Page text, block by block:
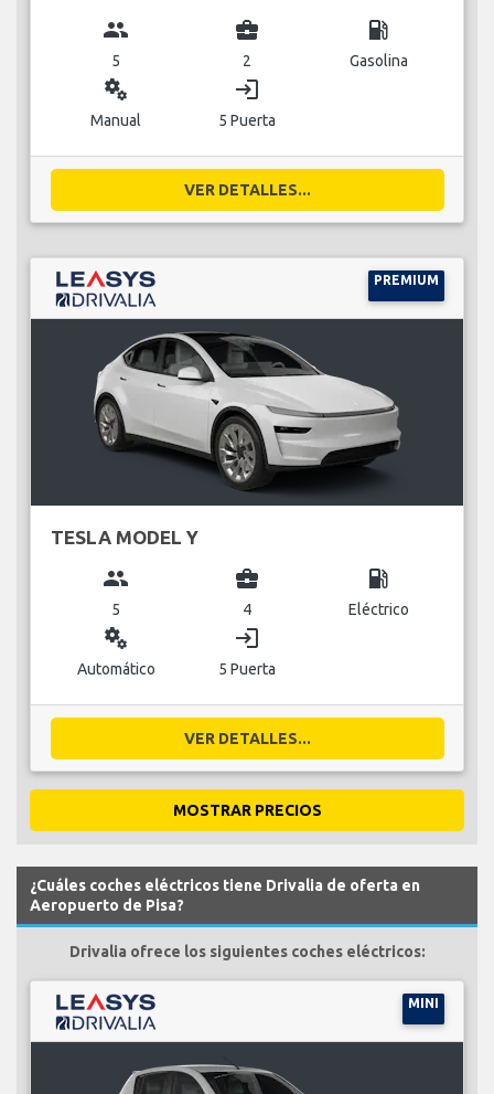
group
5
business_center
2
local_gas_station
Gasolina
miscellaneous_services
Manual
login
5 Puerta
VER DETALLES...
PREMIUM
TESLA MODEL Y
group
5
business_center
4
local_gas_station
Eléctrico
miscellaneous_services
Automático
login
5 Puerta
VER DETALLES...
MOSTRAR PRECIOS
¿Cuáles coches eléctricos tiene Drivalia de oferta en
Aeropuerto de Pisa?
Drivalia ofrece los siguientes coches eléctricos:
MINI